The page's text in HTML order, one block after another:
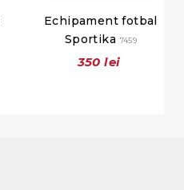
Echipament fotbal
Sportika 7459
350 lei